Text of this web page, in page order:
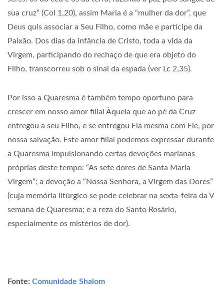
sua cruz” (Col 1,20), assim Maria é a “mulher da dor”, que
Deus quis associar a Seu Filho, como mãe e partícipe da
Paixão. Dos dias da infância de Cristo, toda a vida da
Virgem, participando do rechaço de que era objeto do
Filho, transcorreu sob o sinal da espada (ver Lc 2,35).
Por isso a Quaresma é também tempo oportuno para
crescer em nosso amor filial Àquela que ao pé da Cruz
entregou a seu Filho, e se entregou Ela mesma com Ele, por
nossa salvação. Este amor filial podemos expressar durante
a Quaresma impulsionando certas devoções marianas
próprias deste tempo: “As sete dores de Santa Maria
Virgem”; a devoção a “Nossa Senhora, a Virgem das Dores”
(cuja memória litúrgico se pode celebrar na sexta-feira da V
semana de Quaresma; e a reza do Santo Rosário,
especialmente os mistérios de dor).
Fonte: Comunidade Shalom